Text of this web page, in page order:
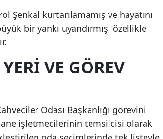
kurtarılamamış ve hayatını
bir yankı uyandırmış, özellikle
VE GÖREV
Odası Başkanlığı görevini
işletmecilerinin temsilcisi olarak